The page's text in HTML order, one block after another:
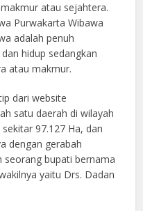
atau sejahtera.
Purwakarta Wibawa
adalah penuh
hidup sedangkan
atau makmur.
dari website
satu daerah di wilayah
97.127 Ha, dan
dengan gerabah
seorang bupati bernama
yaitu Drs. Dadan